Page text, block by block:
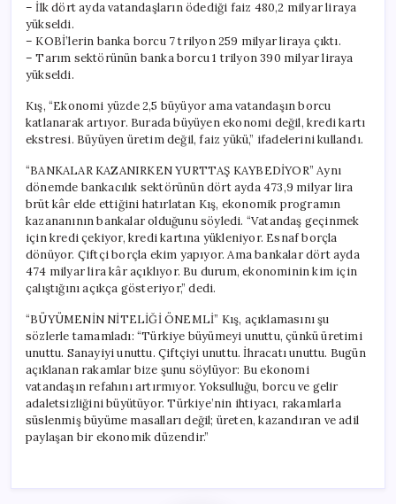
– İlk dört ayda vatandaşların ödediği faiz 480,2 milyar liraya
yükseldi.
– KOBİ’lerin banka borcu 7 trilyon 259 milyar liraya çıktı.
– Tarım sektörünün banka borcu 1 trilyon 390 milyar liraya
yükseldi.
Kış, “Ekonomi yüzde 2,5 büyüyor ama vatandaşın borcu
katlanarak artıyor. Burada büyüyen ekonomi değil, kredi kartı
ekstresi. Büyüyen üretim değil, faiz yükü,” ifadelerini kullandı.
“BANKALAR KAZANIRKEN YURTTAŞ KAYBEDİYOR” Aynı
dönemde bankacılık sektörünün dört ayda 473,9 milyar lira
brüt kâr elde ettiğini hatırlatan Kış, ekonomik programın
kazananının bankalar olduğunu söyledi. “Vatandaş geçinmek
için kredi çekiyor, kredi kartına yükleniyor. Esnaf borçla
dönüyor. Çiftçi borçla ekim yapıyor. Ama bankalar dört ayda
474 milyar lira kâr açıklıyor. Bu durum, ekonominin kim için
çalıştığını açıkça gösteriyor,” dedi.
“BÜYÜMENİN NİTELİĞİ ÖNEMLİ” Kış, açıklamasını şu
sözlerle tamamladı: “Türkiye büyümeyi unuttu, çünkü üretimi
unuttu. Sanayiyi unuttu. Çiftçiyi unuttu. İhracatı unuttu. Bugün
açıklanan rakamlar bize şunu söylüyor: Bu ekonomi
vatandaşın refahını artırmıyor. Yoksulluğu, borcu ve gelir
adaletsizliğini büyütüyor. Türkiye’nin ihtiyacı, rakamlarla
süslenmiş büyüme masalları değil; üreten, kazandıran ve adil
paylaşan bir ekonomik düzendir.”